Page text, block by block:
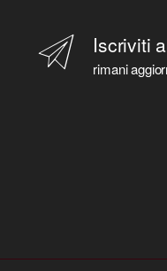
Iscriviti
rimani